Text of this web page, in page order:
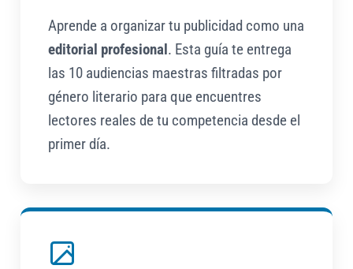
Aprende a organizar tu publicidad como una
editorial profesional. Esta guía te entrega
las 10 audiencias maestras filtradas por
género literario para que encuentres
lectores reales de tu competencia desde el
primer día.